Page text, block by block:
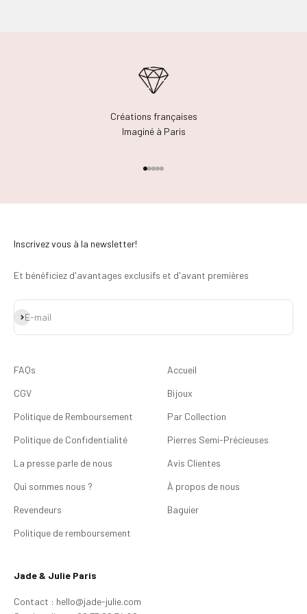
Créations françaises
Imaginé à Paris
Inscrivez vous à la newsletter!
Et bénéficiez d'avantages exclusifs et d'avant premières
E-mail
S'inscrire
FAQs
CGV
Politique de Remboursement
Politique de Confidentialité
La presse parle de nous
Qui sommes nous ?
Revendeurs
Politique de remboursement
Accueil
Bijoux
Par Collection
Pierres Semi-Précieuses
Avis Clientes
À propos de nous
Baguier
Jade & Julie Paris
Contact : hello@jade-julie.com